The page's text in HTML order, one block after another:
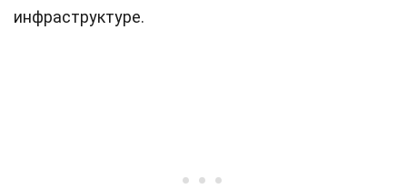
инфраструктуре.